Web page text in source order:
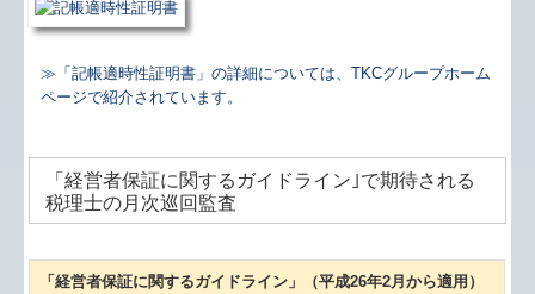
≫ 「記帳適時性証明書」の詳細については、TKCグループホーム
ページで紹介されています。
「経営者保証に関するガイドライン｣で期待される
税理士の月次巡回監査
「経営者保証に関するガイドライン」（平成26年2月から適用）